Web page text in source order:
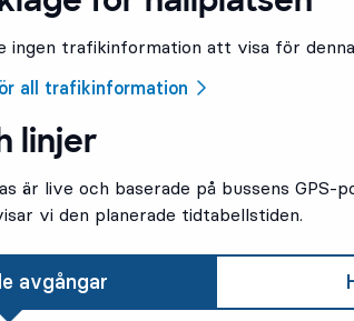
ingen trafikinformation att visa för
all trafikinformation
linjer
är live och baserade på bussens GPS-
vi den planerade tidtabellstiden.
avgångar